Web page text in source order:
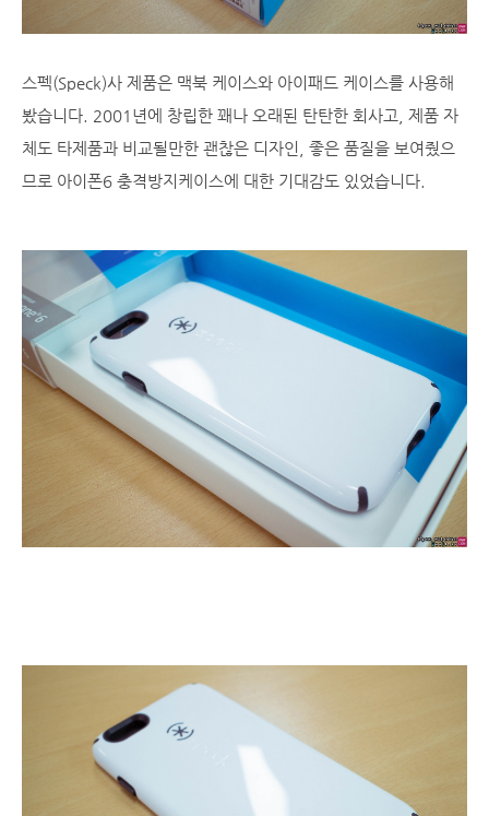
스펙(Speck)사 제품은 맥북 케이스와 아이패드 케이스를 사용해
봤습니다. 2001년에 창립한 꽤나 오래된 탄탄한 회사고, 제품 자
체도 타제품과 비교될만한 괜찮은 디자인, 좋은 품질을 보여줬으
므로 아이폰6 충격방지케이스에 대한 기대감도 있었습니다.